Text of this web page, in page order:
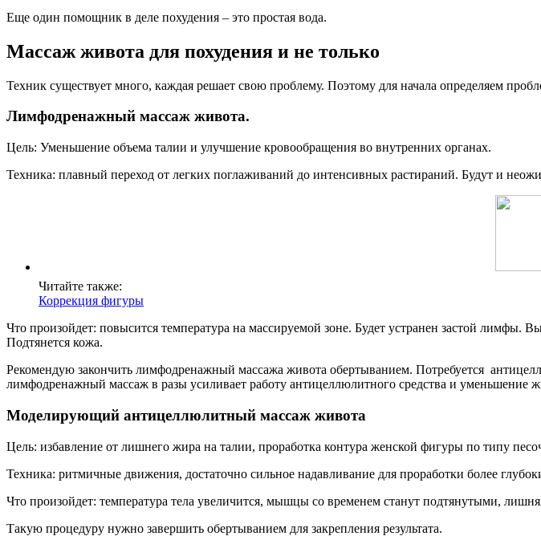
Еще один помощник в деле похудения – это простая вода.
Массаж живота для похудения и не только
Техник существует много, каждая решает свою проблему. Поэтому для начала определяем
Лимфодренажный массаж живота.
Цель: Уменьшение объема талии и улучшение кровообращения во внутренних органах.
Техника: плавный переход от легких поглаживаний до интенсивных растираний. Будут и
Читайте также:
Коррекция фигуры
Что произойдет: повысится температура на массируемой зоне. Будет устранен застой
Подтянется кожа.
Рекомендую закончить лимфодренажный массажа живота обертыванием. Потребуется
лимфодренажный массаж в разы усиливает работу антицеллюлитного средства и уменьшение
Моделирующий антицеллюлитный массаж живота
Цель: избавление от лишнего жира на талии, проработка контура женской фигуры по типу
Техника: ритмичные движения, достаточно сильное надавливание для проработки более
Что произойдет: температура тела увеличится, мышцы со временем станут подтянутыми,
Такую процедуру нужно завершить обертыванием для закрепления результата.